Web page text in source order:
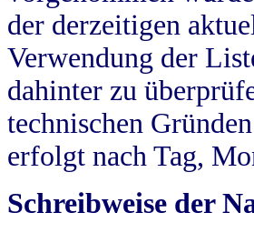
der derzeitigen
Verwendung der
dahinter zu
technischen
erfolgt nach Tag,
Schreibweise der